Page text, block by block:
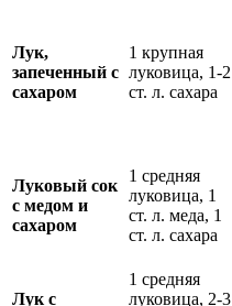
Лук,
запеченный с
сахаром
1 крупная
луковица, 1-2
ст. л. сахара
Луковый сок
с медом и
сахаром
1 средняя
луковица, 1
ст. л. меда, 1
ст. л. сахара
Лук с
1 средняя
луковица, 2-3